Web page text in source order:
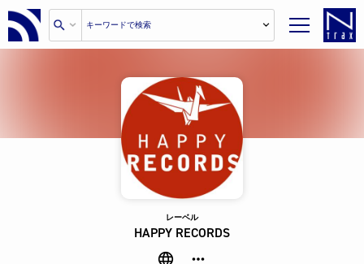
レーベル
HAPPY RECORDS